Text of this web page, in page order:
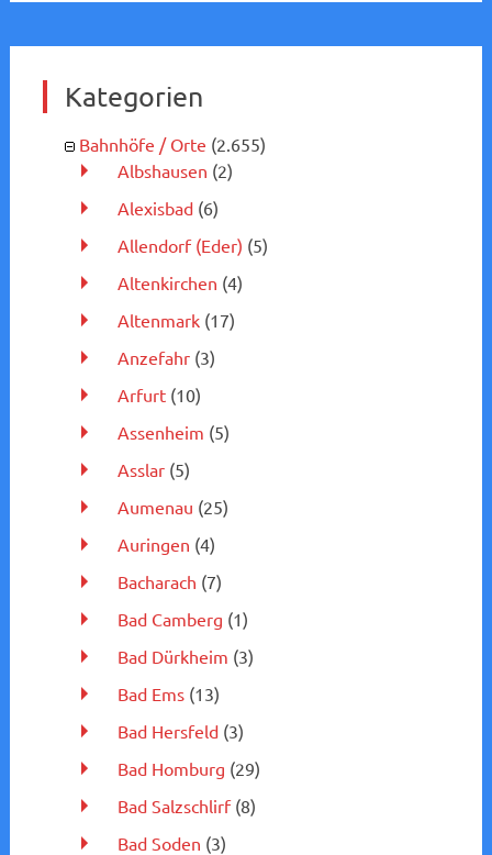
Kategorien
Bahnhöfe / Orte (2.655)
Albshausen (2)
Alexisbad(6)
Allendorf (Eder) (5)
Altenkirchen (4)
Altenmark(17)
Anzefahr(3)
Arfurt(10)
Assenheim (5)
Asslar(5)
Aumenau (25)
Auringen (4)
Bacharach (7)
Bad Camberg (1)
Bad Dürkheim (3)
Bad Ems(13)
Bad Hersfeld(3)
Bad Homburg (29)
Bad Salzschlirf(8)
Bad Soden (3)